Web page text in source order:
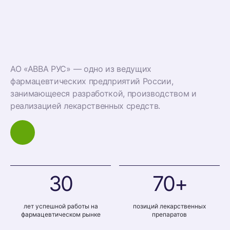
АО «АВВА РУС» — одно из ведущих
фармацевтических предприятий России,
занимающееся разработкой, производством и
реализацией лекарственных средств.
30
лет успешной работы на
фармацевтическом рынке
70+
позиций лекарственных
препаратов